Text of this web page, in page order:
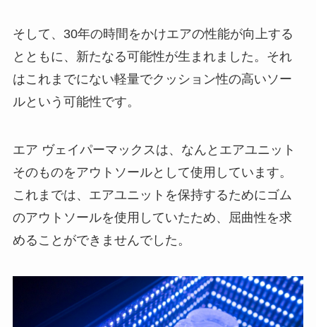
そして、30年の時間をかけエアの性能が向上する
とともに、新たなる可能性が生まれました。それ
はこれまでにない軽量でクッション性の高いソー
ルという可能性です。
エア ヴェイパーマックスは、なんとエアユニット
そのものをアウトソールとして使用しています。
これまでは、エアユニットを保持するためにゴム
のアウトソールを使用していたため、屈曲性を求
めることができませんでした。